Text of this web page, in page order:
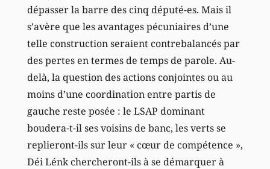
dépasser la barre des cinq député-es. Mais il
s’avère que les avantages pécuniaires d’une
telle construction seraient contrebalancés par
des pertes en termes de temps de parole. Au-
delà, la question des actions conjointes ou au
moins d’une coordination entre partis de
gauche reste posée : le LSAP dominant
boudera-t-il ses voisins de banc, les verts se
replieront-ils sur leur « cœur de compétence »,
Déi Lénk chercheront-ils à se démarquer à